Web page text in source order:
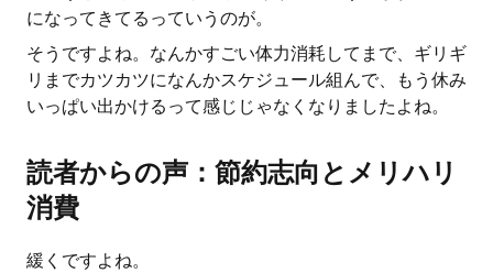
になってきてるっていうのが。
そうですよね。なんかすごい体力消耗してまで、ギリギ
リまでカツカツになんかスケジュール組んで、もう休み
いっぱい出かけるって感じじゃなくなりましたよね。
読者からの声：節約志向とメリハリ
消費
緩くですよね。